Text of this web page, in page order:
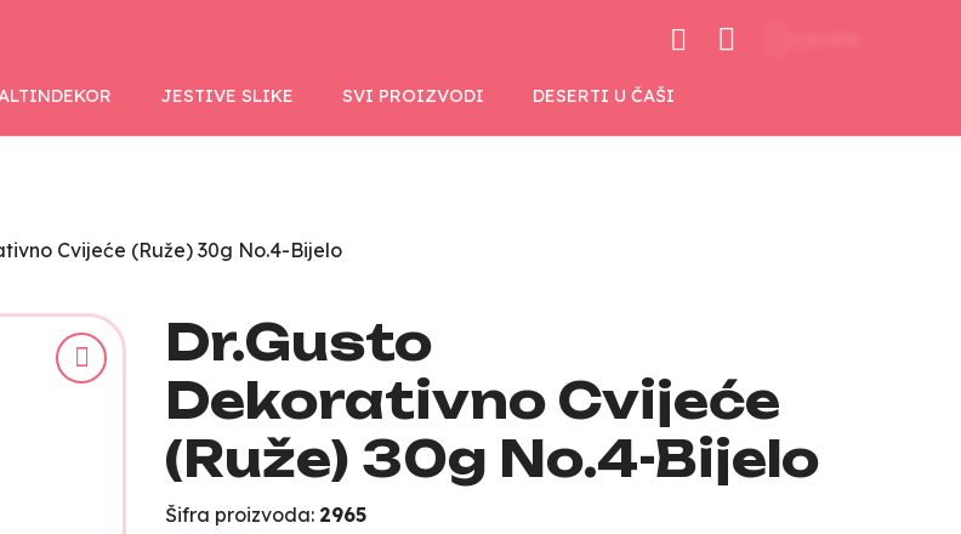
JESTIVE SLIKE SVI PROIZVODI DESERTI U ČAŠI
Cvijeće (Ruže) 30g No.4-Bijelo
Dr.Gusto
Dekorativno Cvijeće
(Ruže) 30g No.4-Bijelo
Šifra proizvoda: 2965